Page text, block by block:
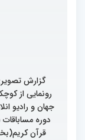
گزارش
رونمایی از
جهان و رادیو
دوره مساباقات
قرآن